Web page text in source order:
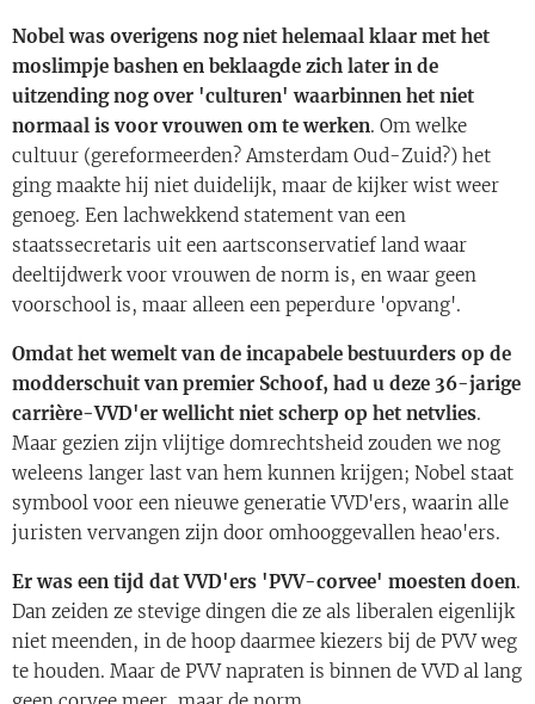
Nobel was overigens nog niet helemaal klaar met het
moslimpje bashen en beklaagde zich later in de
uitzending nog over 'culturen' waarbinnen het niet
normaal is voor vrouwen om te werken. Om welke
cultuur (gereformeerden? Amsterdam Oud-Zuid?) het
ging maakte hij niet duidelijk, maar de kijker wist weer
genoeg. Een lachwekkend statement van een
staatssecretaris uit een aartsconservatief land waar
deeltijdwerk voor vrouwen de norm is, en waar geen
voorschool is, maar alleen een peperdure 'opvang'.
Omdat het wemelt van de incapabele bestuurders op de
modderschuit van premier Schoof, had u deze 36-jarige
carrière-VVD'er wellicht niet scherp op het netvlies.
Maar gezien zijn vlijtige domrechtsheid zouden we nog
weleens langer last van hem kunnen krijgen; Nobel staat
symbool voor een nieuwe generatie VVD'ers, waarin alle
juristen vervangen zijn door omhooggevallen heao'ers.
Er was een tijd dat VVD'ers 'PVV-corvee' moesten doen.
Dan zeiden ze stevige dingen die ze als liberalen eigenlijk
niet meenden, in de hoop daarmee kiezers bij de PVV weg
te houden. Maar de PVV napraten is binnen de VVD al lang